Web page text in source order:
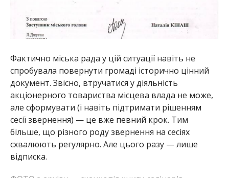
Фактично міська рада у цій ситуації навіть не
спробувала повернути громаді історично цінний
документ. Звісно, втручатися у діяльність
акціонерного товариства місцева влада не може,
але сформувати (і навіть підтримати рішенням
сесії звернення) — це вже певний крок. Тим
більше, що різного роду звернення на сесіях
схвалюють регулярно. Але цього разу — лише
відписка.